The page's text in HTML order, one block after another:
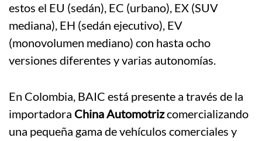
estos el EU (sedán), EC (urbano), EX (SUV
mediana), EH (sedán ejecutivo), EV
(monovolumen mediano) con hasta ocho
versiones diferentes y varias autonomías.
En Colombia, BAIC está presente a través de la
importadora China Automotrizcomercializando
una pequeña gama de vehículos comerciales y